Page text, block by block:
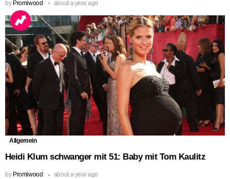
by Promiwood about a year ago
Allgemein
Heidi Klum schwanger mit 51: Baby mit Tom Kaulitz
by Promiwood about a year ago